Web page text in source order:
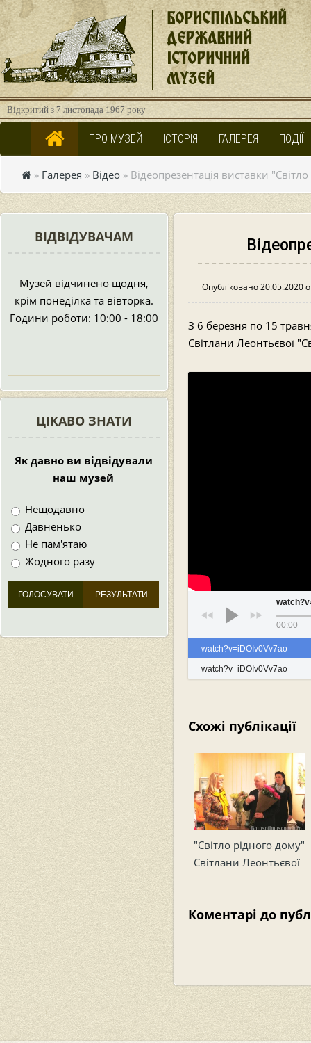
БОРИСПІЛЬСЬКИЙ
ДЕРЖАВНИЙ
ІСТОРИЧНИЙ
МУЗЕЙ
Відкритий з 7 листопада 1967 року
ПРО МУЗЕЙ ІСТОРІЯ ГАЛЕРЕЯ ПОДІЇ
» Галерея » Відео » Відеопрезентація виставки
ВІДВІДУВАЧАМ
Музей відчинено щодня,
крім понеділка та вівторка.
Години роботи: 10:00 - 18:00
ЦІКАВО ЗНАТИ
Як давно ви відвідували
наш музей
Нещодавно
Давненько
Не пам'ятаю
Жодного разу
Опубліковано 20.05.2020
З 6 березня по 15
Світлани Леонтьєвої
00:00
watch?v=iDOIv0Vv7ao
watch?v=iDOIv0Vv7ao
Схожі публікації
"Світло рідного дому"
Світлани Леонтьєвої
Коментарі до